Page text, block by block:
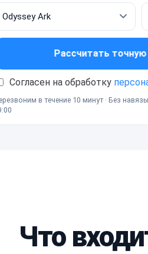
Рассчитать точную
Согласен на обработку
в течение 10 минут · Без
Что